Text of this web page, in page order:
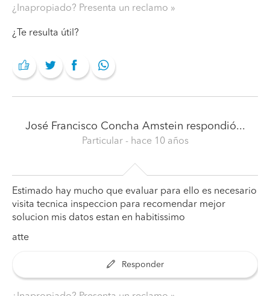
¿Inapropiado? Presenta un reclamo
¿Te resulta útil?
José Francisco Concha Amstein respondió...
Particular - hace 10 años
Estimado hay mucho que evaluar para ello es necesario
visita tecnica inspeccion para recomendar mejor
solucion mis datos estan en habitissimo
atte
Responder